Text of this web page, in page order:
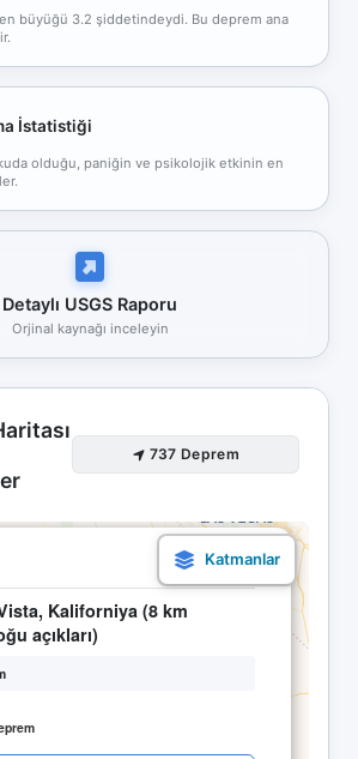
en büyüğü 3.2 şiddetindeydi. Bu deprem ana
İstatistiği
olduğu, paniğin ve psikolojik etkinin en
Detaylı USGS Raporu
Orjinal kaynağı inceleyin
737 Deprem
20.05 01:00
Kaliforniya (8 km
açıkları)
×